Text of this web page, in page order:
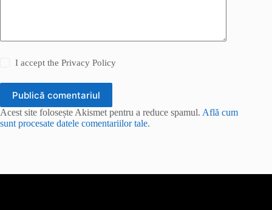
I accept thePrivacy Policy
Publică comentariul
Acest site folosește Akismet pentru a reduce spamul. Află cum
sunt procesate datele comentariilor tale.